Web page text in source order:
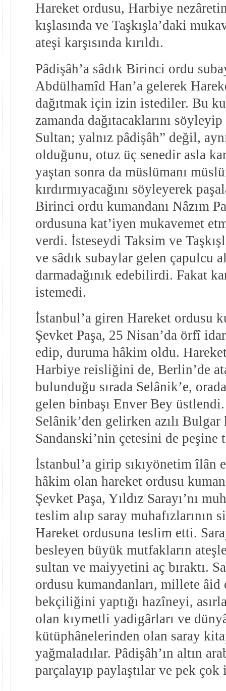
Hareket ordusu, Harbiye
kışlasında ve Taşkışla’daki
ateşi karşısında kırıldı.
Pâdişâh’a sâdık Birinci ordu
Abdülhamîd Han’a gelerek
dağıtmak için izin istediler. Bu
zamanda dağıtacaklarını
Sultan; yalnız pâdişâh” değil,
olduğunu, otuz üç senedir asla
yaştan sonra da müslümanı
kırdırmıyacağını söyleyerek
Birinci ordu kumandanı Nâzım
ordusuna kat’iyen mukavemet
verdi. İsteseydi Taksim ve
ve sâdık subaylar gelen çapulcu
darmadağınık edebilirdi. Fakat
istemedi.
İstanbul’a giren Hareket ordusu
Şevket Paşa, 25 Nisan’da örfî
edip, duruma hâkim oldu.
Harbiye reisliğini de, Berlin’de
bulunduğu sırada Selânik’e,
gelen binbaşı Enver Bey
Selânik’den gelirken azılı Bulgar
Sandanski’nin çetesini de peşine
İstanbul’a girip sıkıyönetim îlân
hâkim olan hareket ordusu
Şevket Paşa, Yıldız Sarayı’nı
teslim alıp saray muhafızlarının
Hareket ordusuna teslim etti.
besleyen büyük mutfakların
sultan ve maiyyetini aç bıraktı.
ordusu kumandanları, millete âid
bekçiliğini yaptığı hazîneyi,
olan kıymetli yadigârları ve
kütüphânelerinden olan saray
yağmaladılar. Pâdişâh’ın altın
parçalayıp paylaştılar ve pek çok